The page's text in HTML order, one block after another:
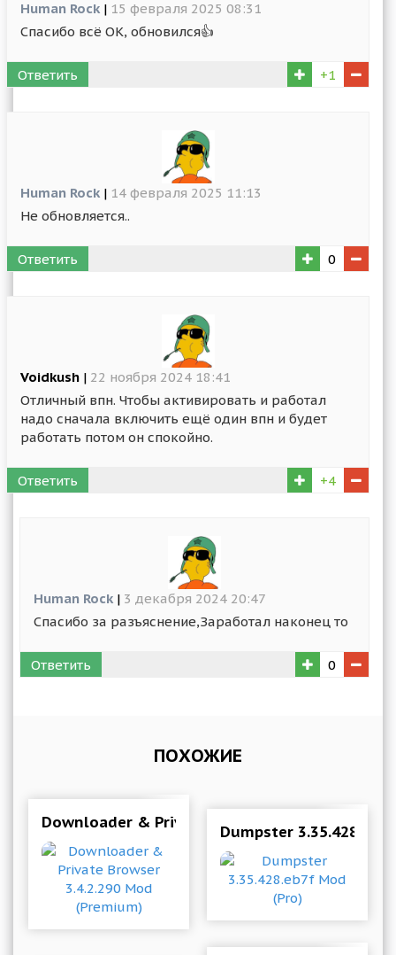
Human Rock | 15 февраля 2025 08:31
Спасибо всё ОК, обновился👍
Ответить +1
Human Rock | 14 февраля 2025 11:13
Не обновляется..
Ответить 0
Voidkush | 22 ноября 2024 18:41
Отличный впн. Чтобы активировать и работал
надо сначала включить ещё один впн и будет
работать потом он спокойно.
Ответить +4
Human Rock | 3 декабря 2024 20:47
Спасибо за разъяснение,Заработал наконец то
Ответить 0
ПОХОЖИЕ
Downloader & Private Browser 3.4.2.290 Mod
Dumpster